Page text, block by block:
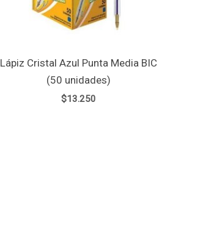
Lápiz Cristal Azul Punta Media BIC
(50 unidades)
$13.250